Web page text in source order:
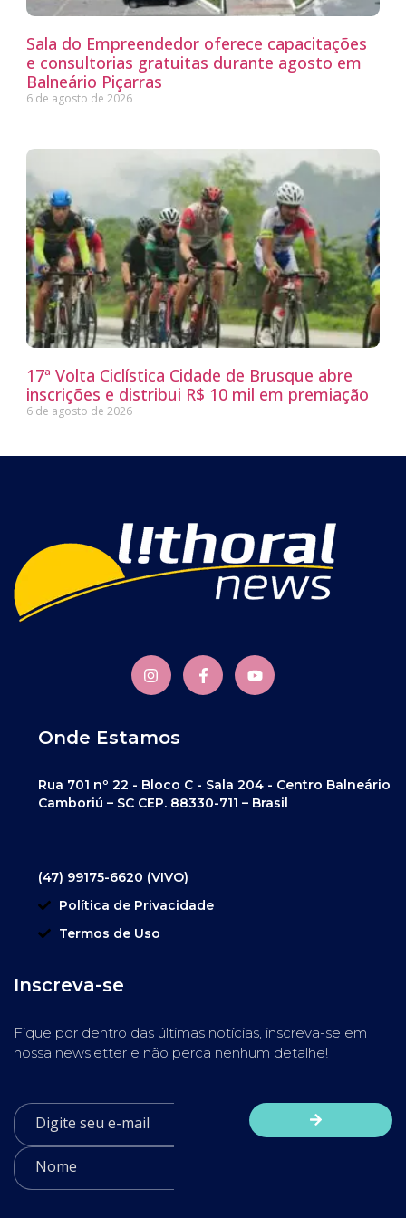
Sala do Empreendedor oferece capacitações
e consultorias gratuitas durante agosto em
Balneário Piçarras
6 de agosto de 2026
17ª Volta Ciclística Cidade de Brusque abre
inscrições e distribui R$ 10 mil em premiação
6 de agosto de 2026
Onde Estamos
Rua 701 nº 22 - Bloco C - Sala 204 - Centro Balneário
Camboriú – SC CEP. 88330-711 – Brasil
(47) 99175-6620 (VIVO)
Política de Privacidade
Termos de Uso
Inscreva-se
Fique por dentro das últimas notícias, inscreva-se em
nossa newsletter e não perca nenhum detalhe!